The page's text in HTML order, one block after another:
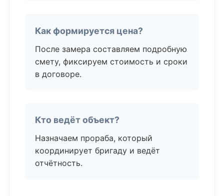
Как формируется цена?
После замера составляем подробную
смету, фиксируем стоимость и сроки
в договоре.
Кто ведёт объект?
Назначаем прораба, который
координирует бригаду и ведёт
отчётность.